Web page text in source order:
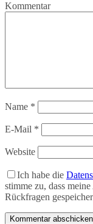
Kommentar
Name *
E-Mail *
Website
Ich habe die
stimme zu, dass
Rückfragen